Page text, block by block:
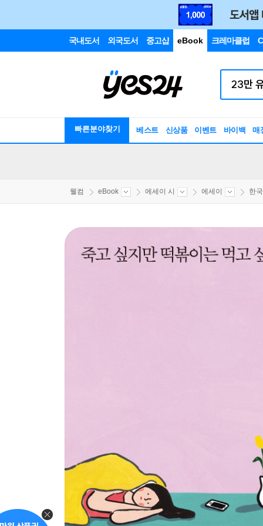
국내도서 외국도서 중고샵 eBook 크레마클럽
빠른분야찾기 베스트 신상품 이벤트 바이백 매
웰컴 eBook 에세이 시 에세이 한